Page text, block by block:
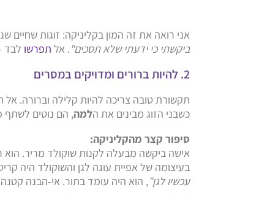
אני רואה את זה המון בקליניקה: זוגות
ביקשתי כי ידעתי שלא תסכים" . אל תפרשו לבד
2. להיות ברורים ומדויקים במסרים
תקשורת טובה צריכה להיות קלילה וברורה.
כשבני הזוג מבינים את הלמה, הם נוטים לשתף
סיפור קצר מהקליניקה:
אישה ביקשה מבעלה לקנות שוקולד מריר.
בעיצומה של אפיית עוגה לגן והשוקולד היה
עכשיו לגן", הוא היה עומד בתור. אי-הבנה